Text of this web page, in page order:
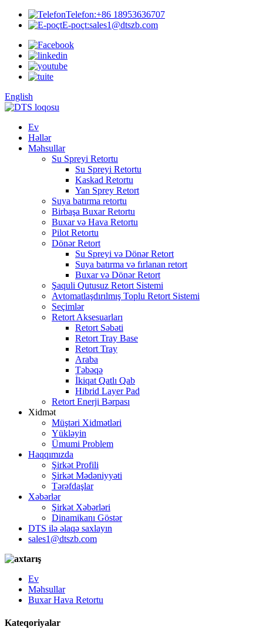
Telefon:+86 18953636707
E-poçt:sales1@dtszb.com
English
Ev
Həllər
Məhsullar
Su Spreyi Retortu
Su Spreyi Retortu
Kaskad Retortu
Yan Sprey Retort
Suya batırma retortu
Birbaşa Buxar Retortu
Buxar və Hava Retortu
Pilot Retortu
Dönər Retort
Su Spreyi və Dönər Retort
Suya batırma və fırlanan retort
Buxar və Dönər Retort
Şaquli Qutusuz Retort Sistemi
Avtomatlaşdırılmış Toplu Retort Sistemi
Seçimlər
Retort Aksesuarları
Retort Səbəti
Retort Tray Base
Retort Tray
Araba
Təbəqə
İkiqat Qatlı Qab
Hibrid Layer Pad
Retort Enerji Bərpası
Xidmət
Müştəri Xidmətləri
Yükləyin
Ümumi Problem
Haqqımızda
Şirkət Profili
Şirkət Mədəniyyəti
Tərəfdaşlar
Xəbərlər
Şirkət Xəbərləri
Dinamikanı Göstər
DTS ilə əlaqə saxlayın
sales1@dtszb.com
Ev
Məhsullar
Buxar Hava Retortu
Kateqoriyalar